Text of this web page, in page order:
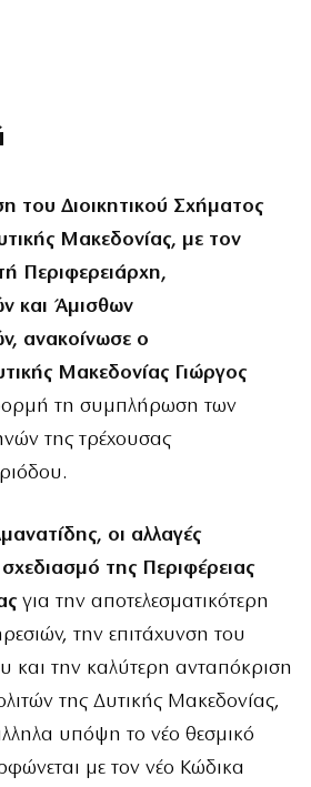
του Διοικητικού Σχήματος
Μακεδονίας, με τον
Περιφερειάρχη,
και Άμισθων
ανακοίνωσε ο
Μακεδονίας Γιώργος
τη συμπλήρωση των
της τρέχουσας
οι αλλαγές
της Περιφέρειας
για την αποτελεσματικότερη
την επιτάχυνση του
και την καλύτερη ανταπόκριση
της Δυτικής Μακεδονίας,
υπόψη το νέο θεσμικό
με τον νέο Κώδικα